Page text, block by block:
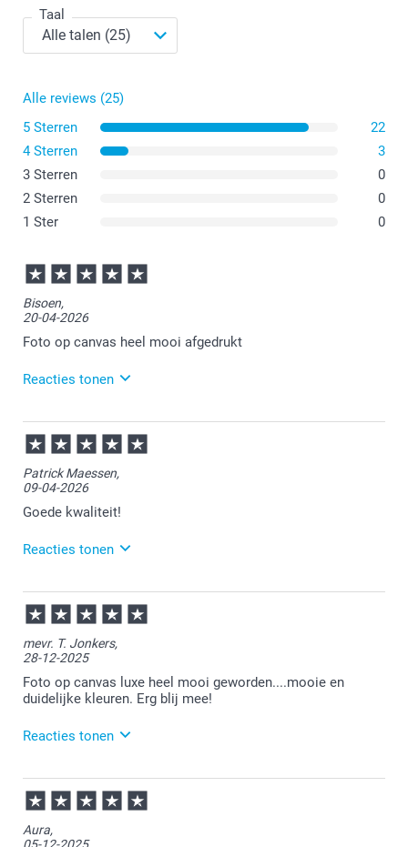
Taal
Alle reviews (25)
5 Sterren
22
4 Sterren
3
3 Sterren
0
2 Sterren
0
1 Ster
0
Bisoen,
20-04-2026
Foto op canvas heel mooi afgedrukt
Reacties tonen
21-04-2026
11:40
Bedankt voor je review. Wat leuk om te horen dat je
tevreden bent over je ontvangen foto op canvas.
Heel veel plezier ervan en we zien je graag nog eens
terug.
Patrick Maessen,
09-04-2026
Goede kwaliteit!
Reacties tonen
15-04-2026
11:33
Bedankt voor je review. Heel fijn dat je tevreden bent
met de kwaliteit. Heel veel plezier van je nieuwe
canvas!
mevr. T. Jonkers,
28-12-2025
Foto op canvas luxe heel mooi geworden....mooie en
duidelijke kleuren. Erg blij mee!
Reacties tonen
30-12-2025
11:09
Bedankt voor je recensie.
Aura,
05-12-2025